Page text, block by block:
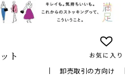
ト お気に入り
卸売取引の方向け